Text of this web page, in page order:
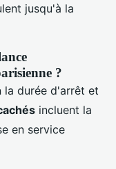
jusqu'à la
?
la durée d'arrêt et
incluent la
en service